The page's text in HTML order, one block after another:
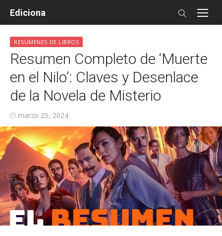
Ediciona
RESÚMENES DE LIBROS
Resumen Completo de ‘Muerte
en el Nilo’: Claves y Desenlace
de la Novela de Misterio
Posted
on
marzo 25, 2024